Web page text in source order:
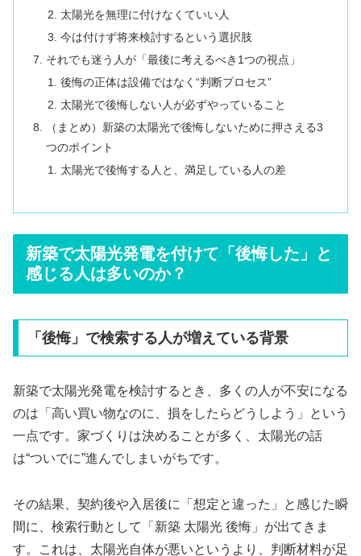
太陽光を無理に付けなくていい人
今は付けず将来検討するという選択肢
それでも迷う人が「最後に考えるべき1つの視点」
後悔の正体は設備ではなく“判断プロセス”
太陽光で後悔しない人が必ずやっていること
（まとめ）新築の太陽光で後悔しないために押さえる3
つのポイント
太陽光で後悔する人と、満足している人の差
新築で太陽光発電を付けて「後悔した」と
感じる人は多いのか？
「後悔」で検索する人が増えている背景
新築で太陽光発電を検討するとき、多くの人が不安になる
のは「高い買い物なのに、損をしたらどうしよう」という
一点です。家づくりは決めることが多く、太陽光の話
は“ついでに”進んでしまいがちです。
その結果、契約後や入居後に「想定と違った」と感じた瞬
間に、検索行動として「新築 太陽光 後悔」が出てきま
す。これは、太陽光自体が悪いというより、判断材料が足